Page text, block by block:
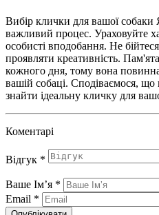
Вибір клички для вашої
важливий процес. Ураховуйте
особисті вподобання. Не
проявляти креативність.
кожного дня, тому вона
вашій собаці. Сподіваємося,
знайти ідеальну кличку для
Коментарі
Відгук *
Ваше Імʼя *
Email *